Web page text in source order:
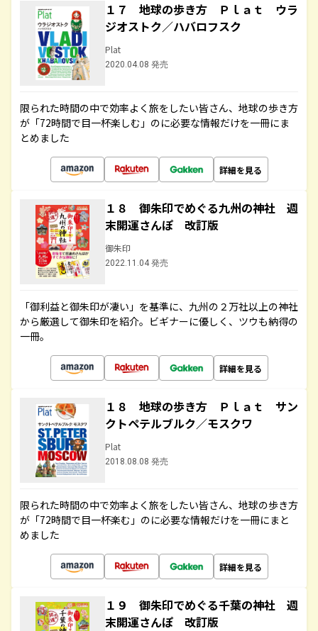
１７ 地球の歩き方 Ｐｌａｔ ウラ
ジオストク／ハバロフスク
Plat
2020.04.08 発売
限られた時間の中で効率よく旅をしたい皆さん、地球の歩き方
が「72時間で目一杯楽しむ」のに必要な情報だけを一冊にま
とめました
詳細を見る
１８ 御朱印でめぐる九州の神社 週
末開運さんぽ 改訂版
御朱印
2022.11.04 発売
「御利益と御朱印が凄い」を基準に、九州の２万社以上の神社
から厳選して御朱印を紹介。ビギナーに優しく、ツウも納得の
一冊。
詳細を見る
１８ 地球の歩き方 Ｐｌａｔ サン
クトペテルブルク／モスクワ
Plat
2018.08.08 発売
限られた時間の中で効率よく旅をしたい皆さん、地球の歩き方
が「72時間で目一杯楽む」のに必要な情報だけを一冊にまと
めました
詳細を見る
１９ 御朱印でめぐる千葉の神社 週
末開運さんぽ 改訂版